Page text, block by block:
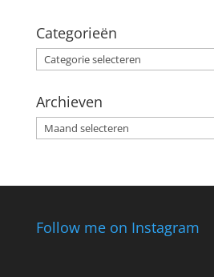
Categorieën
Categorieën
Archieven
Archieven
Follow me on Instagram